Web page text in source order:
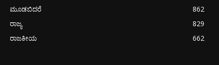
ಮೂಡಬಿದರೆ
862
ರಾಜ್ಯ
829
ರಾಜಕೀಯ
662